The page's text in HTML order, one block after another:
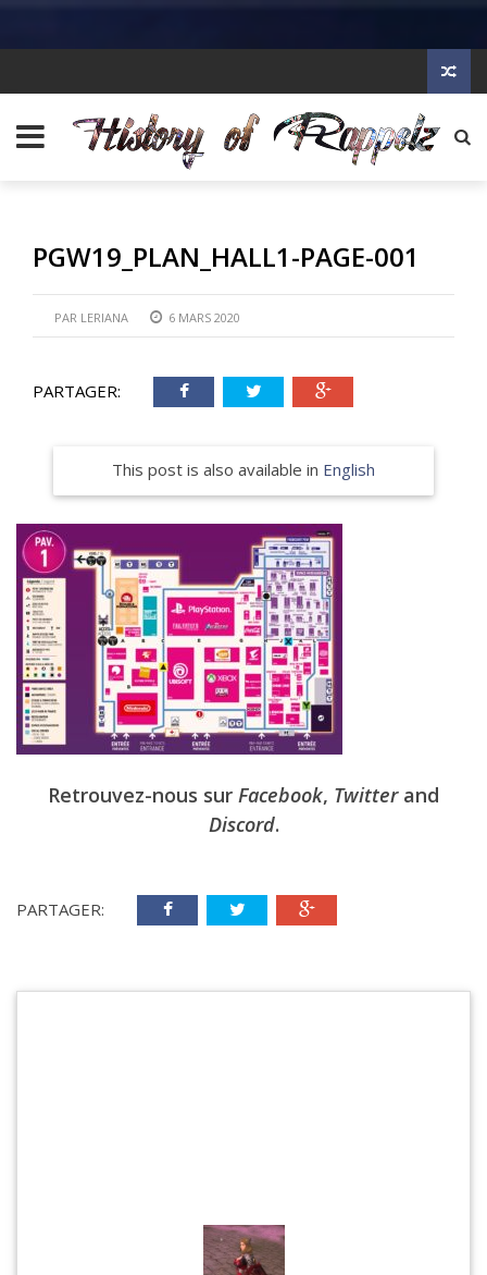
PGW19_PLAN_HALL1-PAGE-001
PAR LERIANA 6 MARS 2020
PARTAGER:
This post is also available in English
Retrouvez-nous sur Facebook, Twitterand
Discord.
PARTAGER: